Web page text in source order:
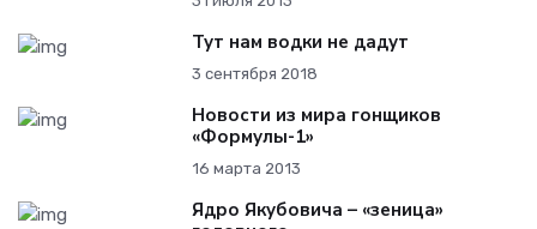
Тут нам водки не дадут
3 сентября 2018
Новости из мира гонщиков
«Формулы-1»
16 марта 2013
Ядро Якубовича – «зеница»